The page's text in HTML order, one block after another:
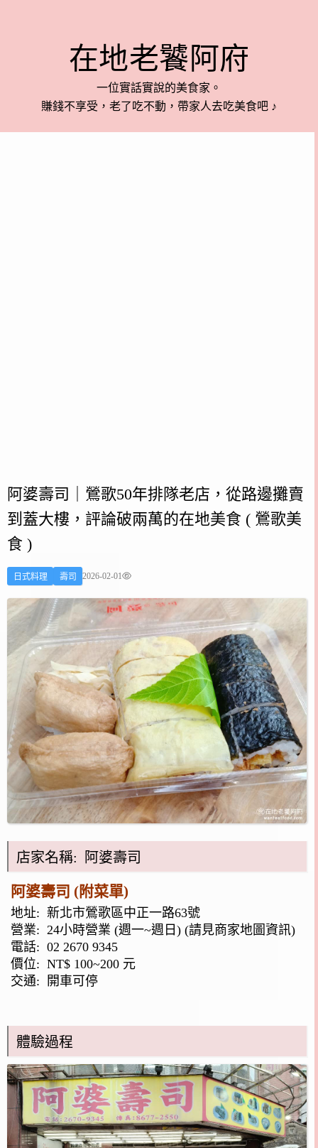
在地老饕阿府
一位實話實說的美食家。
賺錢不享受，老了吃不動，帶家人去吃美食吧 ♪
阿婆壽司｜鶯歌50年排隊老店，從路邊攤賣
到蓋大樓，評論破兩萬的在地美食 ( 鶯歌美
食 )
日式料理 壽司 2026-02-01
店家名稱: 阿婆壽司
阿婆壽司 (附菜單)
地址: 新北市鶯歌區中正一路63號
營業: 24小時營業 (週一~週日) (請見商家地圖資訊)
電話: 02 2670 9345
價位: NT$ 100~200 元
交通: 開車可停
體驗過程